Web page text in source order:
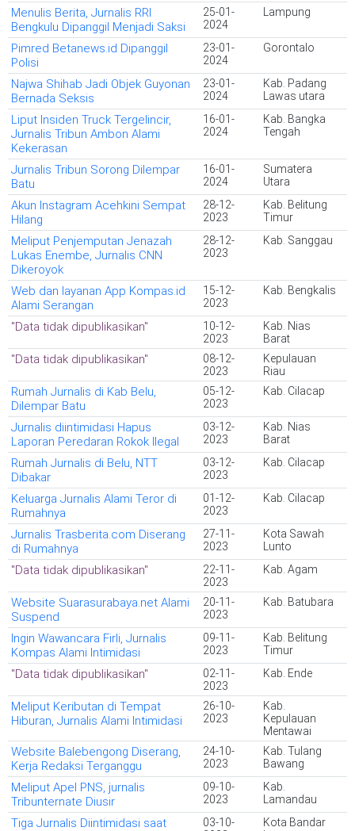
Menulis Berita, Jurnalis RRI
Bengkulu Dipanggil Menjadi Saksi
25-01-
2024
Lampung
Pimred Betanews.id Dipanggil
Polisi
23-01-
2024
Gorontalo
Najwa Shihab Jadi Objek Guyonan
Bernada Seksis
23-01-
2024
Kab. Padang
Lawas utara
Liput Insiden Truck Tergelincir,
Jurnalis Tribun Ambon Alami
Kekerasan
16-01-
2024
Kab. Bangka
Tengah
Jurnalis Tribun Sorong Dilempar
Batu
16-01-
2024
Sumatera
Utara
Akun Instagram Acehkini Sempat
Hilang
28-12-
2023
Kab. Belitung
Timur
Meliput Penjemputan Jenazah
Lukas Enembe, Jurnalis CNN
Dikeroyok
28-12-
2023
Kab. Sanggau
Web dan layanan App Kompas.id
Alami Serangan
15-12-
2023
Kab. Bengkalis
"Data tidak dipublikasikan"
10-12-
2023
Kab. Nias
Barat
"Data tidak dipublikasikan"
08-12-
2023
Kepulauan
Riau
Rumah Jurnalis di Kab Belu,
Dilempar Batu
05-12-
2023
Kab. Cilacap
Jurnalis diintimidasi Hapus
Laporan Peredaran Rokok Ilegal
03-12-
2023
Kab. Nias
Barat
Rumah Jurnalis di Belu, NTT
Dibakar
03-12-
2023
Kab. Cilacap
Keluarga Jurnalis Alami Teror di
Rumahnya
01-12-
2023
Kab. Cilacap
Jurnalis Trasberita.com Diserang
di Rumahnya
27-11-
2023
Kota Sawah
Lunto
"Data tidak dipublikasikan"
22-11-
2023
Kab. Agam
Website Suarasurabaya.net Alami
Suspend
20-11-
2023
Kab. Batubara
Ingin Wawancara Firli, Jurnalis
Kompas Alami Intimidasi
09-11-
2023
Kab. Belitung
Timur
"Data tidak dipublikasikan"
02-11-
2023
Kab. Ende
Meliput Keributan di Tempat
Hiburan, Jurnalis Alami Intimidasi
26-10-
2023
Kab.
Kepulauan
Mentawai
Website Balebengong Diserang,
Kerja Redaksi Terganggu
24-10-
2023
Kab. Tulang
Bawang
Meliput Apel PNS, jurnalis
Tribunternate Diusir
09-10-
2023
Kab.
Lamandau
Tiga Jurnalis Diintimidasi saat
03-10-
Kota Bandar